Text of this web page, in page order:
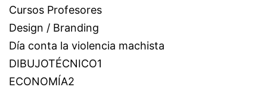
Cursos Profesores
Design / Branding
Día conta la violencia machista
DIBUJOTÉCNICO1
ECONOMÍA2